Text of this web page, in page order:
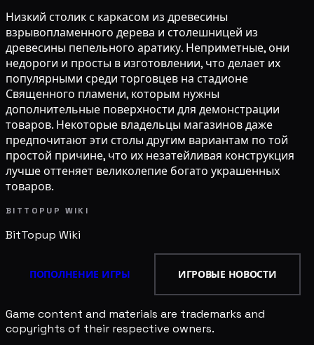
Низкий столик с каркасом из древесины
взрывопламенного дерева и столешницей из
древесины пепельного аратику. Неприметные, они
недороги и просты в изготовлении, что делает их
популярными среди торговцев на стадионе
Священного пламени, которым нужны
дополнительные поверхности для демонстрации
товаров. Некоторые владельцы магазинов даже
предпочитают эти столы другим вариантам по той
простой причине, что их незатейливая конструкция
лучше оттеняет великолепие богато украшенных
товаров.
BITTOPUP WIKI
BitTopup Wiki
ПОПОЛНЕНИЕ ИГРЫ ИГРОВЫЕ НОВОСТИ
Game content and materials are trademarks and
copyrights of their respective owners.